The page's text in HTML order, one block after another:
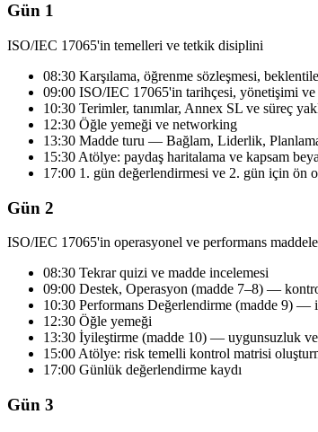
Gün 1
ISO/IEC 17065'in temelleri ve tetkik disiplini
08:30 Karşılama, öğrenme sözleşmesi,
09:00 ISO/IEC 17065'in tarihçesi, yönetişimi ve
10:30 Terimler, tanımlar, Annex SL ve süreç
12:30 Öğle yemeği ve networking
13:30 Madde turu — Bağlam, Liderlik,
15:30 Atölye: paydaş haritalama ve kapsam
17:00 1. gün değerlendirmesi ve 2. gün için ön
Gün 2
ISO/IEC 17065'in operasyonel ve performans
08:30 Tekrar quizi ve madde incelemesi
09:00 Destek, Operasyon (madde 7–8) —
10:30 Performans Değerlendirme (madde 9) —
12:30 Öğle yemeği
13:30 İyileştirme (madde 10) — uygunsuzluk
15:00 Atölye: risk temelli kontrol matrisi
17:00 Günlük değerlendirme kaydı
Gün 3